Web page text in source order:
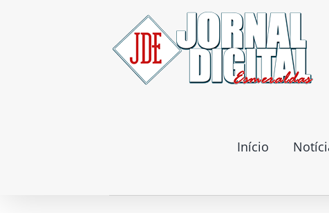
Início